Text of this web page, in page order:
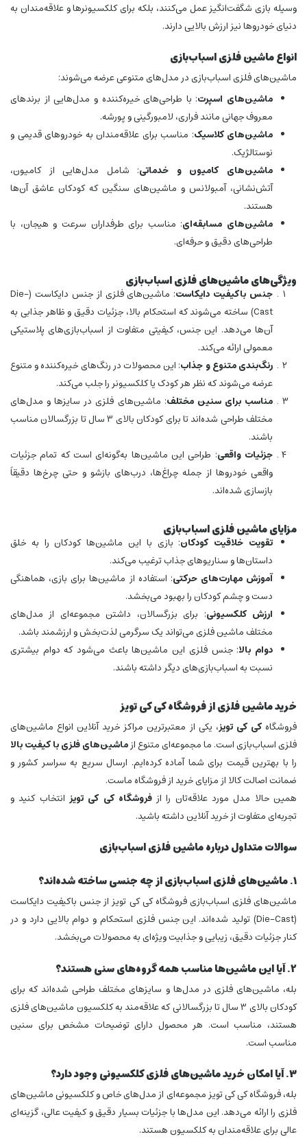
وسیله بازی شگفت‌انگیز عمل می‌کنند، بلکه برای کلکسیونرها و علاقه‌مندان به
دنیای خودروها نیز ارزش بالایی دارند.
انواع ماشین فلزی اسباب‌بازی
ماشین‌های فلزی اسباب‌بازی در مدل‌های متنوعی عرضه می‌شوند:
ماشین‌های اسپرت: با طراحی‌های خیره‌کننده و مدل‌هایی از برندهای
معروف جهانی مانند فراری، لامبورگینی و پورشه.
ماشین‌های کلاسیک: مناسب برای علاقه‌مندان به خودروهای قدیمی و
نوستالژیک.
ماشین‌های کامیون و خدماتی: شامل مدل‌هایی از کامیون،
آتش‌نشانی، آمبولانس و ماشین‌های سنگین که کودکان عاشق آن‌ها
هستند.
ماشین‌های مسابقه‌ای: مناسب برای طرفداران سرعت و هیجان، با
طراحی‌های دقیق و حرفه‌ای.
ویژگی‌های ماشین‌های فلزی اسباب‌بازی
جنس باکیفیت دایکاست
: ماشین‌های فلزی از جنس دایکاست (Die-
Cast) ساخته می‌شوند که استحکام بالا، جزئیات دقیق و ظاهر جذابی به
آن‌ها می‌دهد. این جنس، کیفیتی متفاوت از اسباب‌بازی‌های پلاستیکی
معمولی ارائه می‌کند.
رنگ‌بندی متنوع و جذاب: این محصولات در رنگ‌های خیره‌کننده و متنوع
عرضه می‌شوند که نظر هر کودک یا کلکسیونر را جلب می‌کند.
مناسب برای سنین مختلف: ماشین‌های فلزی در سایزها و مدل‌های
مختلف طراحی شده‌اند تا برای کودکان بالای 3 سال تا بزرگسالان مناسب
باشند.
جزئیات واقعی: طراحی این ماشین‌ها به‌گونه‌ای است که تمام جزئیات
واقعی خودروها از جمله چراغ‌ها، درب‌های بازشو و حتی چرخ‌ها دقیقاً
بازسازی شده‌اند.
مزایای ماشین فلزی اسباب‌بازی
تقویت خلاقیت کودکان: بازی با این ماشین‌ها کودکان را به خلق
داستان‌ها و سناریوهای جذاب ترغیب می‌کند.
آموزش مهارت‌های حرکتی: استفاده از ماشین‌ها برای بازی، هماهنگی
دست و چشم کودکان را بهبود می‌بخشد.
ارزش کلکسیونی: برای بزرگسالان، داشتن مجموعه‌ای از مدل‌های
مختلف ماشین فلزی می‌تواند یک سرگرمی لذت‌بخش و ارزشمند باشد.
دوام بالا: جنس فلزی این ماشین‌ها باعث می‌شود که دوام بیشتری
نسبت به اسباب‌بازی‌های دیگر داشته باشند.
خرید ماشین فلزی از فروشگاه کی کی تویز
فروشگاهکی کی تویز، یکی از معتبرترین مراکز خرید آنلاین انواع ماشین‌های
فلزی اسباب‌بازی است. ما مجموعه‌ای متنوع ازماشین‌های فلزی با کیفیت بالا
را با بهترین قیمت برای شما آماده کرده‌ایم. ارسال سریع به سراسر کشور و
ضمانت اصالت کالا از مزایای خرید از فروشگاه ماست.
همین حالا مدل مورد علاقه‌تان را ازفروشگاه کی کی تویز انتخاب کنید و
تجربه‌ای متفاوت از خرید آنلاین داشته باشید.
سوالات متداول درباره ماشین فلزی اسباب‌بازی
1. ماشین‌های فلزی اسباب‌بازی از چه جنسی ساخته شده‌اند؟
ماشین‌های فلزی اسباب‌بازی فروشگاه کی کی تویز از جنس باکیفیت دایکاست
(Die-Cast) تولید شده‌اند. این جنس فلزی استحکام و دوام بالایی دارد و در
کنار جزئیات دقیق، زیبایی و جذابیت ویژه‌ای به محصولات می‌بخشد.
2. آیا این ماشین‌ها مناسب همه گروه‌های سنی هستند؟
بله، ماشین‌های فلزی در مدل‌ها و سایزهای مختلف طراحی شده‌اند که برای
کودکان بالای 3 سال تا بزرگسالانی که علاقه‌مند به کلکسیون ماشین‌های فلزی
هستند، مناسب است. هر محصول دارای توضیحات مشخص برای سنین
مناسب است.
3. آیا امکان خرید ماشین‌های فلزی کلکسیونی وجود دارد؟
بله، فروشگاه کی کی تویز مجموعه‌ای از مدل‌های خاص و کلکسیونی ماشین‌های
فلزی را ارائه می‌دهد. این مدل‌ها با جزئیات بسیار دقیق و کیفیت عالی، گزینه‌ای
عالی برای علاقه‌مندان به کلکسیون هستند.